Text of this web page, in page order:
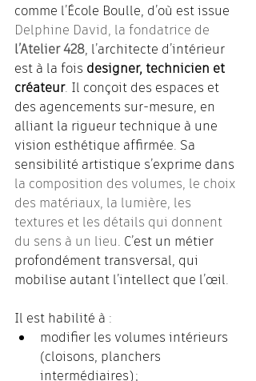
comme l’École Boulle, d’où est issue
Delphine David, la fondatrice de
l’Atelier 428, l’architecte d’intérieur
est à la fois designer, technicien et
créateur. Il conçoit des espaces et
des agencements sur-mesure, en
alliant la rigueur technique à une
vision esthétique affirmée. Sa
sensibilité artistique s’exprime dans
la composition des volumes, le choix
des matériaux, la lumière, les
textures et les détails qui donnent
du sens à un lieu. C’est un métier
profondément transversal, qui
mobilise autant l’intellect que l’œil.
Il est habilité à :
modifier les volumes intérieurs
(cloisons, planchers
intermédiaires) ;